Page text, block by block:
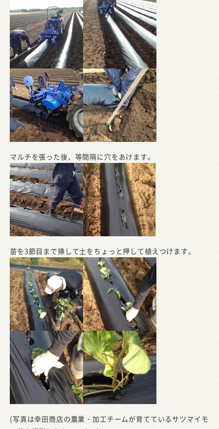
マルチを張った後、等間隔に穴をあけます。
苗を3節目まで挿して土をちょっと押して植えつけます。
(写真は幸田商店の農業・加工チームが育てているサツマイモ